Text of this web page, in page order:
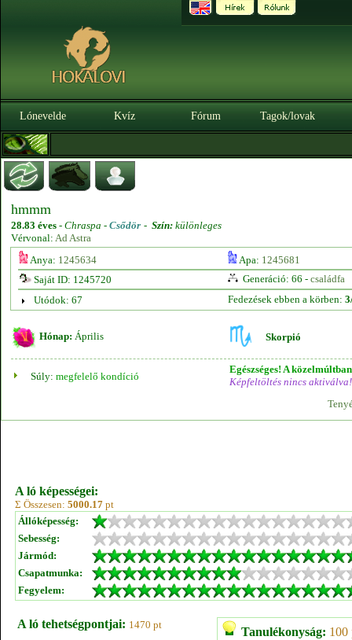
Lónevelde Kvíz Fórum Tagok/lovak
hmmm
28.83 éves - Chraspa - Csődör - Szín: különleges
Vérvonal: Ad Astra
Anya: 1245634 Apa: 1245681
Saját ID: 1245720
Generáció: 66 - családfa
Utódok: 67
Fedezések ebben a körben:
Hónap: Április Skorpió
Súly: megfelelő kondíció
Egészséges! A
Képfeltöltés nincs aktiválva!
A ló képességei:
Σ Összesen: 5000.17 pt
Állóképesség:
Sebesség:
Jármód:
Csapatmunka:
Fegyelem:
A ló tehetségpontjai: 1470 pt
Tanulékonyság: 100